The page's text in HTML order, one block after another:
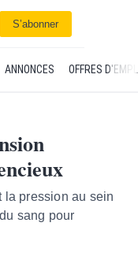
S’abonner
ANNONCES OFFRES
la pression au sein
sang pour